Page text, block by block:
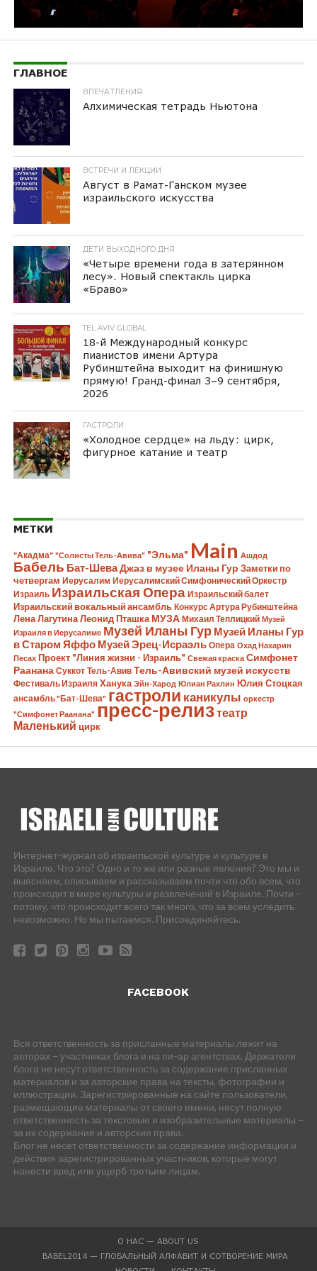
ГЛАВНОЕ
ВПЕЧАТЛЕНИЯ
Алхимическая тетрадь Ньютона
ВСТРЕЧИ И ЛЕКЦИИ
Август в Рамат-Ганском музее
израильского искусства
ДЕТИ ВЫХОДНОГО ДНЯ
«Четыре времени года в затерянном
лесу». Новый спектакль цирка
«Браво»
TEL AVIV GLOBAL
18-й Международный конкурс
пианистов имени Артура
Рубинштейна выходит на финишную
прямую! Гранд-финал 3–9 сентября,
2026
ГАСТРОЛИ
«Холодное сердце» на льду: цирк,
фигурное катание и театр
МЕТКИ
"Акадма" "Солисты Тель-Авива" "Эльма" Main Ашдод
Бабель Бат-ШеваДжаз в музее Иланы Гур Заметки по
четвергам Иерусалим Иерусалимский Симфонический Оркестр
Израиль Израильская Опера Израильский балет
Израильский вокальный ансамбль Конкурс Артура Рубинштейна
Лена Лагутина Леонид Пташка МУЗА Михаил Теплицкий Музей
Израиля в Иерусалиме Музей Иланы Гур Музей Иланы Гур
в Старом Яффо Музей Эрец-Исраэль Опера Охад Нахарин
Песах Проект "Линия жизни - Израиль" Свежая краска Симфонет
Раанана Суккот Тель-Авив Тель-Авивский музей искусств
Фестиваль Израиля Ханука Эйн-Харод Юлиан Рахлин Юлия Стоцкая
ансамбль "Бат-Шева" гастроли каникулы оркестр
"Симфонет Раанана" пресс-релизтеатр
Маленький цирк
Интернет-журнал об израильской культуре и культуре в
Израиле. Что это? Одно и то же или разные явления? Это мы и
выясняем, описываем и рассказываем почти что обо всем, что
происходит в мире культуры и развлечений в Израиле. Почти -
потому, что происходит всего так много, что за всем уследить
невозможно. Но мы пытаемся. Присоединяйтесь.
FACEBOOK
Вся ответственность за присланные материалы лежит на
авторах – участниках блога и на пи-ар агентствах. Держатели
блога не несут ответственность за содержание присланных
материалов и за авторские права на тексты, фотографии и
иллюстрации. Зарегистрированные на сайте пользователи,
размещающие материалы от своего имени, несут полную
ответственность за текстовые и изобразительные материалы –
за их содержание и авторские права.
Блог не несет ответственности за содержание информации и
действия зарегистрированных участников, которые могут
нанести вред или ущерб третьим лицам.
О НАС — ABOUT US
BABEL2014 — ГЛОБАЛЬНЫЙ АЛФАВИТ И СОТВОРЕНИЕ МИРА